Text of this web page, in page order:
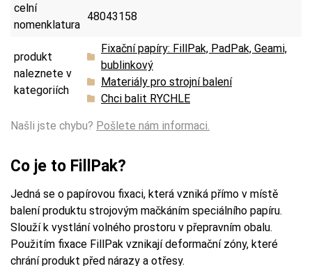
celní
nomenklatura
48043158
produkt
naleznete v
kategoriích
Fixační papíry: FillPak, PadPak, Geami,
bublinkový
Materiály pro strojní balení
Chci balit RYCHLE
Našli jste chybu? Pošlete nám informaci.
Co je to FillPak?
Jedná se o papírovou fixaci, která vzniká přímo v místě
balení produktu strojovým mačkáním speciálního papíru.
Slouží k vystlání volného prostoru v přepravním obalu.
Použitím fixace FillPak vznikají deformační zóny, které
chrání produkt před nárazy a otřesy.